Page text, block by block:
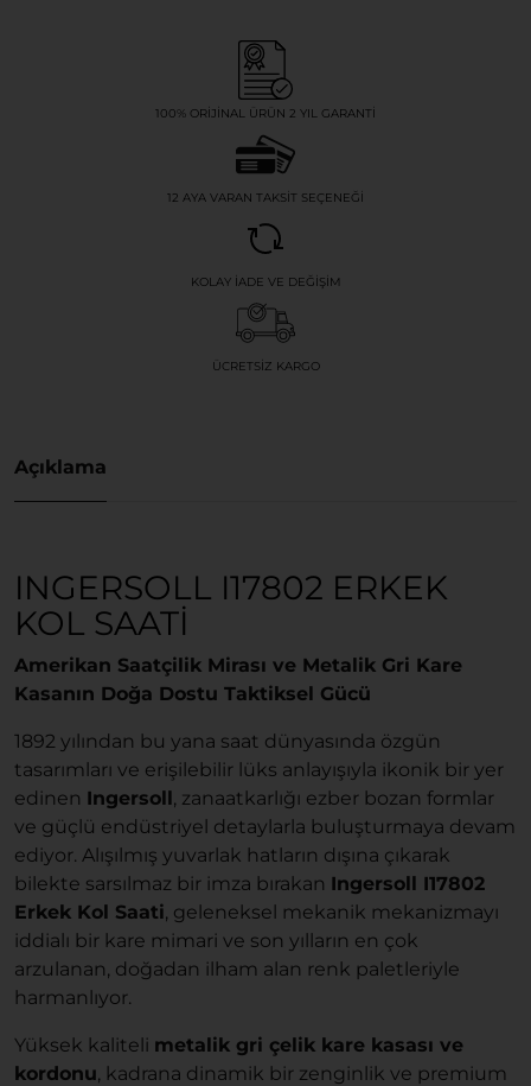
100% ORIJINAL ÜRÜN 2 YIL GARANTI
12 AYA VARAN TAKSIT SEÇENEĞI
KOLAY İADE VE DEĞIŞIM
ÜCRETSIZ KARGO
Açıklama
INGERSOLL I17802 ERKEK
KOL SAATI
Amerikan Saatçilik Mirası ve Metalik Gri Kare
Kasanın Doğa Dostu Taktiksel Gücü
1892 yılından bu yana saat dünyasında özgün
tasarımları ve erişilebilir lüks anlayışıyla ikonik bir yer
edinen Ingersoll, zanaatkarlığı ezber bozan formlar
ve güçlü endüstriyel detaylarla buluşturmaya devam
ediyor. Alışılmış yuvarlak hatların dışına çıkarak
bilekte sarsılmaz bir imza bırakan Ingersoll I17802
Erkek Kol Saati, geleneksel mekanik mekanizmayı
iddialı bir kare mimari ve son yılların en çok
arzulanan, doğadan ilham alan renk paletleriyle
harmanlıyor.
Yüksek kaliteli metalik gri çelik kare kasası ve
kordonu, kadrana dinamik bir zenginlik ve premium